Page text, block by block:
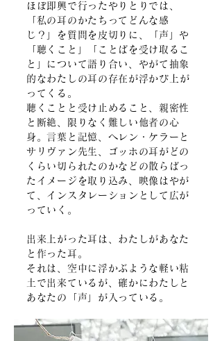
ほぼ即興で行ったやりとりでは、
「私の耳のかたちってどんな感
じ？」を質問を皮切りに、「声」や
「聴くこと」「ことばを受け取るこ
と」について語り合い、やがて抽象
的なわたしの耳の存在が浮かび上が
ってくる。
聴くことと受け止めること、親密性
と断絶、限りなく難しい他者の心
身。言葉と記憶、ヘレン・ケラーと
サリヴァン先生、ゴッホの耳がどの
くらい切られたのかなどの散らばっ
たイメージを取り込み、映像はやが
て、インスタレーションとして広が
っていく。
出来上がった耳は、わたしがあなた
と作った耳。
それは、空中に浮かぶような軽い粘
土で出来ているが、確かにわたしと
あなたの「声」が入っている。